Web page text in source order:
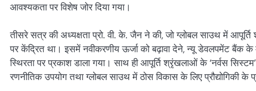
आवश्यकता पर विशेष जोर दिया गया।
तीसरे सत्र की अध्यक्षता प्रो. वी. के. जैन ने की, जो ग्लोबल साउथ में
पर केंद्रित था। इसमें नवीकरणीय ऊर्जा को बढ़ावा देने, न्यू डेवलपमेंट बैंक के
स्थिरता पर प्रकाश डाला गया। साथ ही आपूर्ति श्रृंखलाओं के ‘नर्वस
रणनीतिक उपयोग तथा ग्लोबल साउथ में ठोस विकास के लिए प्रौद्योगिकी के